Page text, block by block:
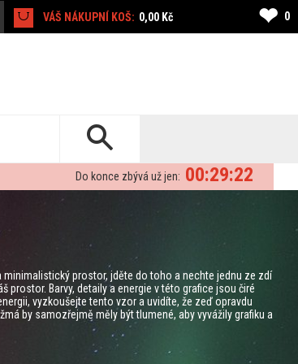
VÁŠ NÁKUPNÍ KOŠ: 0,00 Kč ❤ 0
00:29:21
Do konce zbývá už jen:
prostor, jděte do toho a nechte jednu ze zdí
Barvy, detaily a energie v této grafice jsou čiré
vyzkoušejte tento vzor a uvidíte, že zeď opravdu
by samozřejmě měly být tlumené, aby vyvážily grafiku a